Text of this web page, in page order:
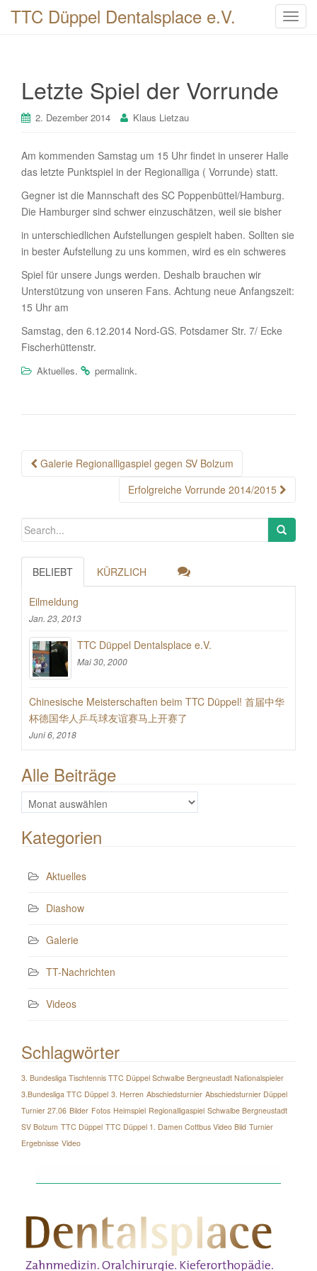
T
i
TTC Düppel Dentalsplace e.V.
Letzte Spiel der Vorrunde
2. Dezember 2014 Klaus Lietzau
Am kommenden Samstag um 15 Uhr findet in unserer Halle
das letzte Punktspiel in der Regionalliga ( Vorrunde) statt.
Gegner ist die Mannschaft des SC Poppenbüttel/Hamburg.
Die Hamburger sind schwer einzuschätzen, weil sie bisher
in unterschiedlichen Aufstellungen gespielt haben. Sollten sie
in bester Aufstellung zu uns kommen, wird es ein schweres
Spiel für unsere Jungs werden. Deshalb brauchen wir
Unterstützung von unseren Fans. Achtung neue Anfangszeit:
15 Uhr am
Samstag, den 6.12.2014 Nord-GS. Potsdamer Str. 7/ Ecke
Fischerhüttenstr.
Aktuelles. permalink.
Post
Galerie Regionalligaspiel gegen SV Bolzum
Erfolgreiche Vorrunde 2014/2015
BELIEBT KÜRZLICH
Eilmeldung
Jan. 23, 2013
TTC Düppel Dentalsplace e.V.
Mai 30, 2000
Chinesische Meisterschaften beim TTC Düppel! 首届中华
杯德国华人乒乓球友谊赛马上开赛了
Juni 6, 2018
Alle Beiträge
Alle
Beiträge
Kategorien
Aktuelles
Diashow
Galerie
TT-Nachrichten
Videos
Schlagwörter
3. Bundesliga Tischtennis TTC Düppel Schwalbe Bergneustadt Nationalspieler
3.Bundesliga TTC Düppel 3. Herren Abschiedsturnier Abschiedsturnier Düppel
Turnier 27.06 Bilder Fotos Heimspiel Regionalligaspiel Schwalbe Bergneustadt
SV Bolzum TTC Düppel TTC Düppel 1. Damen Cottbus Video Bild Turnier
Ergebnisse Video